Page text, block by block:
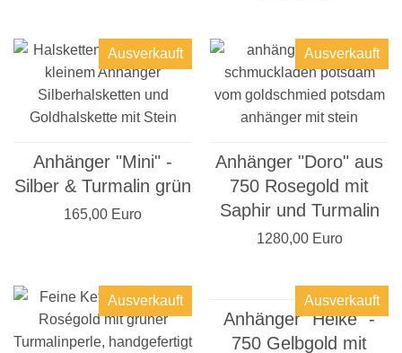
Anhänger "Mini" -
Silber & Turmalin grün
Ausverkauft
165,00 Euro
Anhänger "Doro" aus
750 Rosegold mit
Saphir und Turmalin
Ausverkauft
1280,00 Euro
Ausverkauft
Anhänger "Heike" -
750 Gelbgold mit
Ausverkauft